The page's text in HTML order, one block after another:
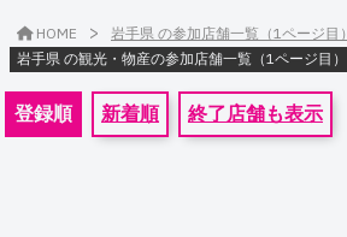
HOME > 岩手県 の参加店舗一覧（1ページ目）
岩手県 の観光・物産の参加店舗一覧（1ページ目）
登録順 新着順 終了店舗も表示